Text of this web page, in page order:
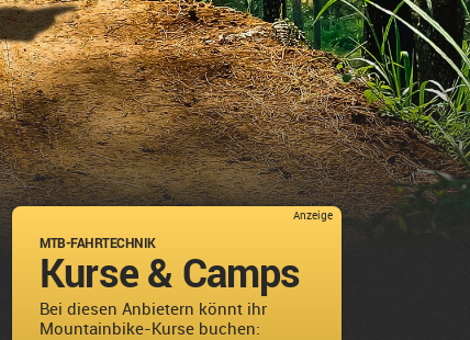
Anzeige
MTB-FAHRTECHNIK
Kurse & Camps
Bei diesen Anbietern könnt ihr
Mountainbike-Kurse buchen: